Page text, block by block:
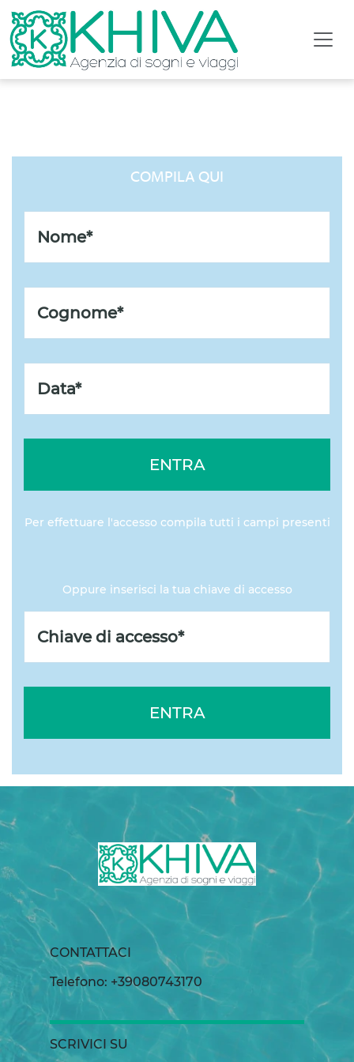
COMPILA QUI
ENTRA
Per effettuare l'accesso compila tutti i campi presenti
Oppure inserisci la tua chiave di accesso
ENTRA
CONTATTACI
Telefono: +39080743170
SCRIVICI SU